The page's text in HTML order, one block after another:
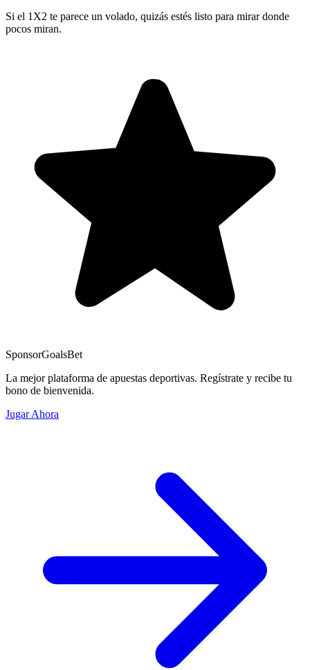
Si el 1X2 te parece un volado, quizás estés listo para mirar donde
pocos miran.
SponsorGoalsBet
La mejor plataforma de apuestas deportivas. Regístrate y recibe tu
bono de bienvenida.
Jugar Ahora